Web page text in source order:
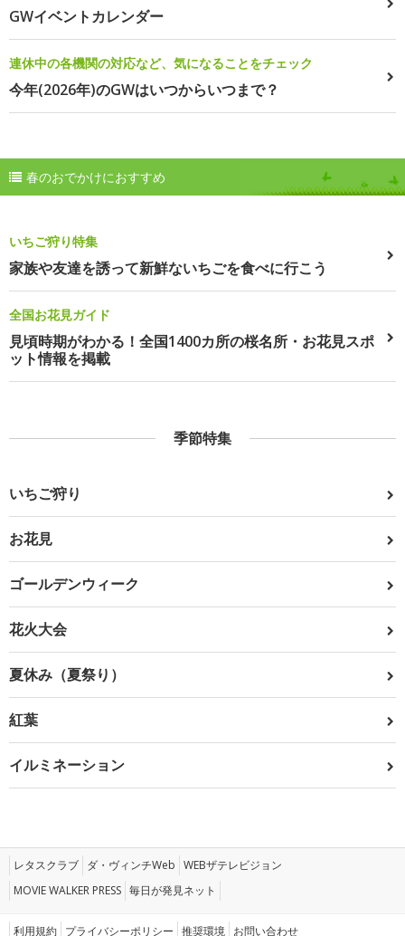
GWイベントカレンダー
連休中の各機関の対応など、気になることをチェック
今年(2026年)のGWはいつからいつまで？
春のおでかけにおすすめ
いちご狩り特集
家族や友達を誘って新鮮ないちごを食べに行こう
全国お花見ガイド
見頃時期がわかる！全国1400カ所の桜名所・お花見スポ
ット情報を掲載
季節特集
いちご狩り
お花見
ゴールデンウィーク
花火大会
夏休み（夏祭り）
紅葉
イルミネーション
レタスクラブ ダ・ヴィンチWeb WEBザテレビジョン
MOVIE WALKER PRESS 毎日が発見ネット
利用規約 プライバシーポリシー 推奨環境 お問い合わせ